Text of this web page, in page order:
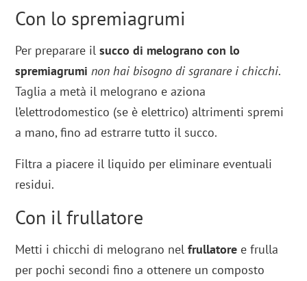
Con lo spremiagrumi
Per preparare ilsucco di melograno con lo
spremiagrumi non hai bisogno di sgranare i chicchi.
Taglia a metà il melograno e aziona
l’elettrodomestico (se è elettrico) altrimenti spremi
a mano, fino ad estrarre tutto il succo.
Filtra a piacere il liquido per eliminare eventuali
residui.
Con il frullatore
Metti i chicchi di melograno nelfrullatore e frulla
per pochi secondi fino a ottenere un composto